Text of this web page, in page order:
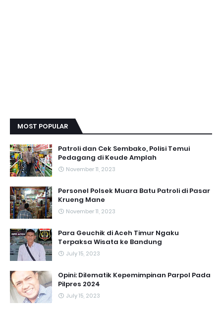
MOST POPULAR
Patroli dan Cek Sembako, Polisi Temui
Pedagang di Keude Amplah
November 11, 2023
Personel Polsek Muara Batu Patroli di Pasar
Krueng Mane
November 11, 2023
Para Geuchik di Aceh Timur Ngaku
Terpaksa Wisata ke Bandung
July 15, 2023
Opini: Dilematik Kepemimpinan Parpol Pada
Pilpres 2024
July 15, 2023